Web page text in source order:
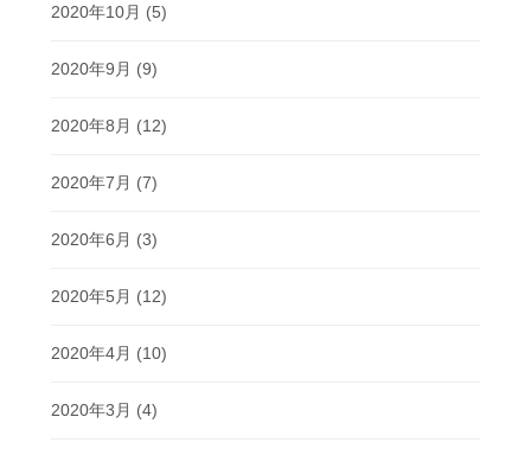
2020年10月 (5)
2020年9月 (9)
2020年8月 (12)
2020年7月 (7)
2020年6月 (3)
2020年5月 (12)
2020年4月 (10)
2020年3月 (4)